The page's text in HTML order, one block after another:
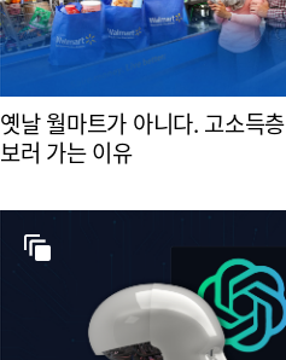
옛날 월마트가 아니다. 고소득
보러 가는 이유